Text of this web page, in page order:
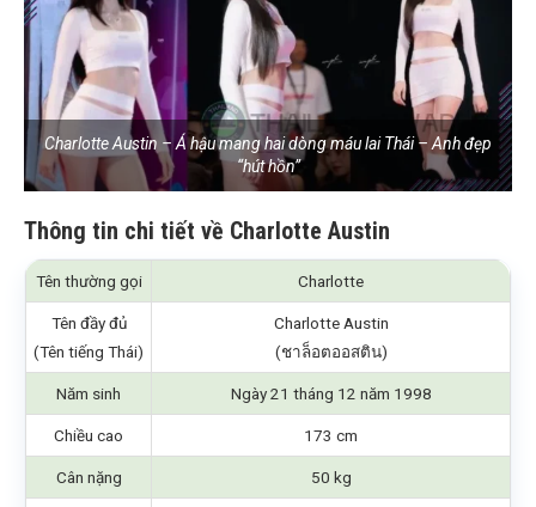
Charlotte Austin – Á hậu mang hai dòng máu lai Thái – Anh đẹp
“hút hồn”
Thông tin chi tiết về Charlotte Austin
Tên thường gọi Charlotte
Tên đầy đủ
(Tên tiếng Thái)
Charlotte Austin
(ชาล็อตออสติน)
Năm sinh Ngày 21 tháng 12 năm 1998
Chiều cao 173 cm
Cân nặng 50 kg